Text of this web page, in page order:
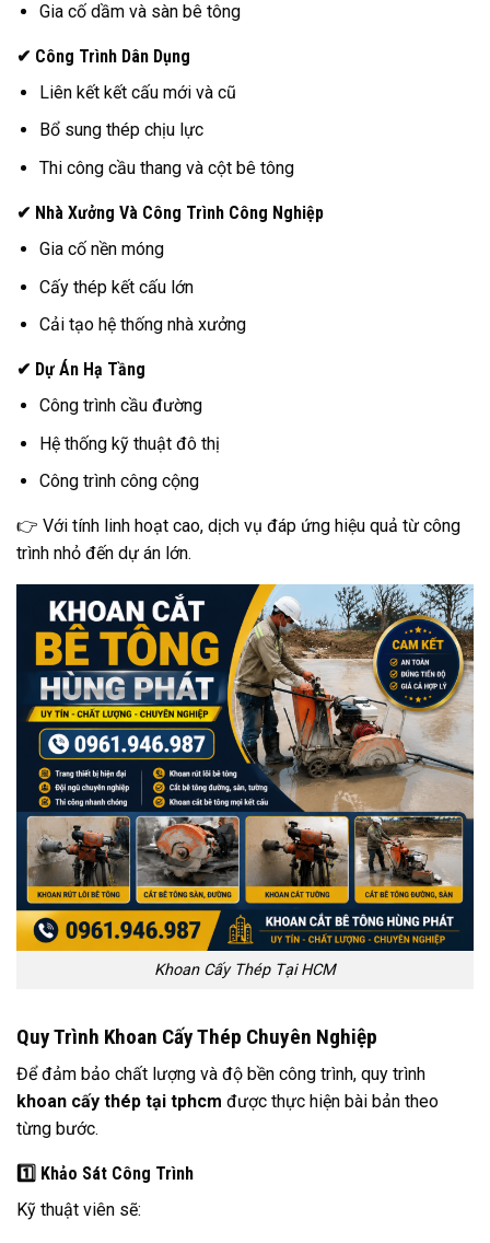
Gia cố dầm và sàn bê tông
✔ Công Trình Dân Dụng
Liên kết kết cấu mới và cũ
Bổ sung thép chịu lực
Thi công cầu thang và cột bê tông
✔ Nhà Xưởng Và Công Trình Công Nghiệp
Gia cố nền móng
Cấy thép kết cấu lớn
Cải tạo hệ thống nhà xưởng
✔ Dự Án Hạ Tầng
Công trình cầu đường
Hệ thống kỹ thuật đô thị
Công trình công cộng
👉 Với tính linh hoạt cao, dịch vụ đáp ứng hiệu quả từ công
trình nhỏ đến dự án lớn.
Khoan Cấy Thép Tại HCM
Quy Trình Khoan Cấy Thép Chuyên Nghiệp
Để đảm bảo chất lượng và độ bền công trình, quy trình
khoan cấy thép tại tphcm được thực hiện bài bản theo
từng bước.
1️⃣ Khảo Sát Công Trình
Kỹ thuật viên sẽ: